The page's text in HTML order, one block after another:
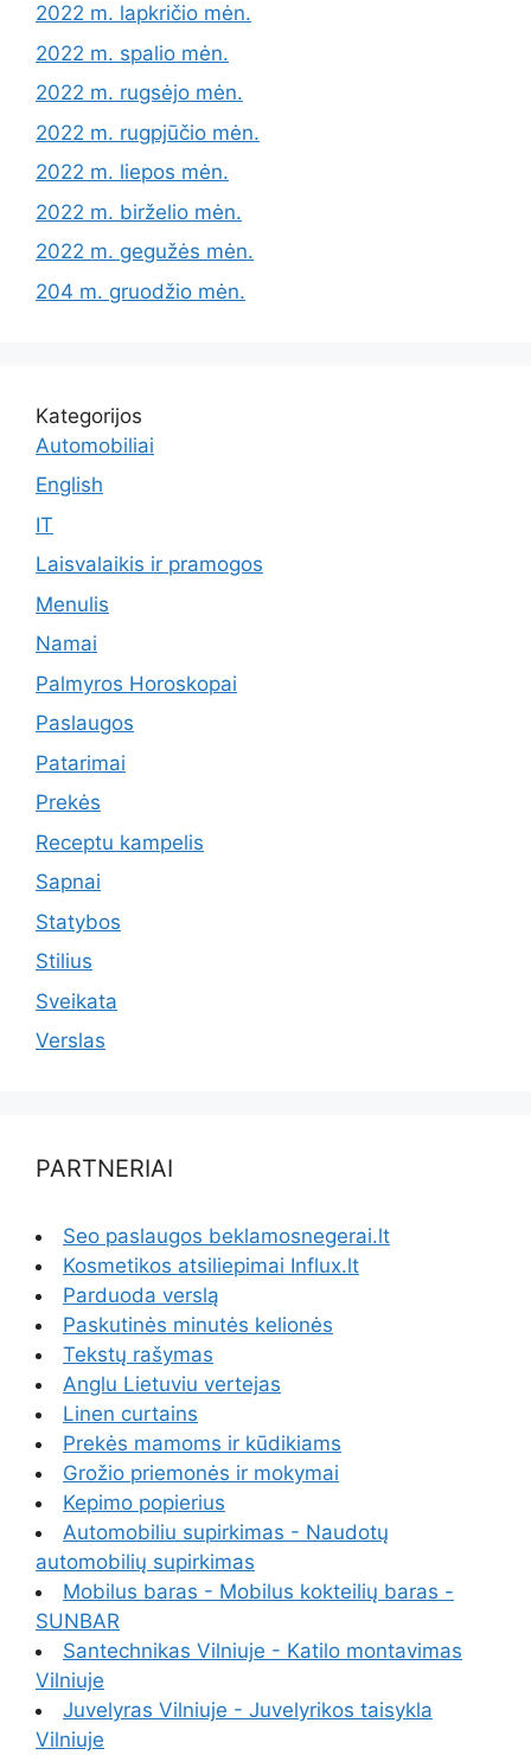
2022 m. lapkričio mėn.
2022 m. spalio mėn.
2022 m. rugsėjo mėn.
2022 m. rugpjūčio mėn.
2022 m. liepos mėn.
2022 m. birželio mėn.
2022 m. gegužės mėn.
204 m. gruodžio mėn.
Kategorijos
Automobiliai
English
IT
Laisvalaikis ir pramogos
Menulis
Namai
Palmyros Horoskopai
Paslaugos
Patarimai
Prekės
Receptu kampelis
Sapnai
Statybos
Stilius
Sveikata
Verslas
PARTNERIAI
Seo paslaugos beklamosnegerai.lt
Kosmetikos atsiliepimai Influx.lt
Parduoda verslą
Paskutinės minutės kelionės
Tekstų rašymas
Anglu Lietuviu vertejas
Linen curtains
Prekės mamoms ir kūdikiams
Grožio priemonės ir mokymai
Kepimo popierius
Automobiliu supirkimas - Naudotų
automobilių supirkimas
Mobilus baras - Mobilus kokteilių baras -
SUNBAR
Santechnikas Vilniuje - Katilo montavimas
Vilniuje
Juvelyras Vilniuje - Juvelyrikos taisykla
Vilniuje